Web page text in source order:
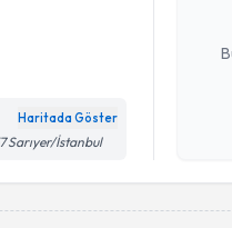
Haritada Göster
Sarıyer/İstanbul